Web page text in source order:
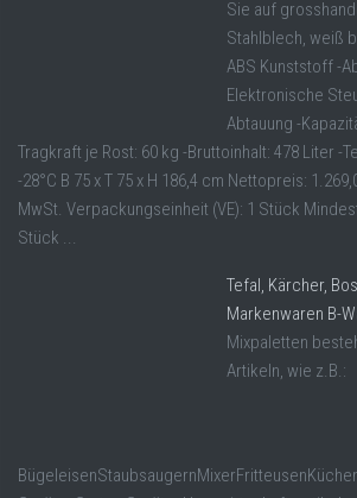
Sie auf
Stahlblech, weiß
ABS Kunststoff -
Elektronische
Abtauung -
Tragkraft je Rost: 60 kg -Bruttoinhalt: 478 Liter -
-28°C B 75 x T 75 x H 186,4 cm Nettopreis:
MwSt. Verpackungseinheit (VE): 1 Stück
Stück ...
Tefal, Kärcher,
Markenwaren B-
Mixpaletten
Artikeln, wie z.B.: